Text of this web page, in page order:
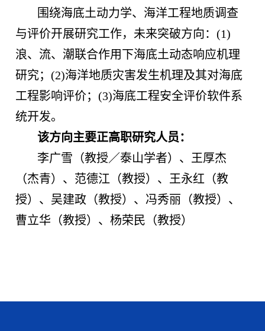
围绕海底土动力学、海洋工程地质调查
与评价开展研究工作，未来突破方向：(1)
浪、流、潮联合作用下海底土动态响应机理
研究；(2)海洋地质灾害发生机理及其对海底
工程影响评价；(3)海底工程安全评价软件系
统开发。
该方向主要正高职研究人员：
李广雪（教授／泰山学者）、王厚杰
（杰青）、范德江（教授）、王永红（教
授）、吴建政（教授）、冯秀丽（教授）、
曹立华（教授）、杨荣民（教授）